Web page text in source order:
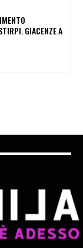
GIACENZE A